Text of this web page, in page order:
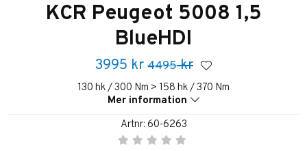
KCR Peugeot 5008 1,5
BlueHDI
4495kr
3995 kr
130 hk / 300 Nm > 158 hk / 370 Nm
Mer information
Artnr: 60-6263